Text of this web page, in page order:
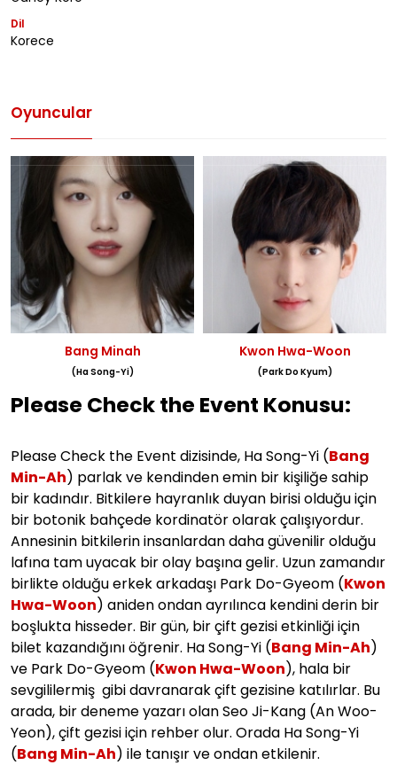
Dil
Korece
Oyuncular
Bang Minah
(Ha Song-Yi)
Kwon Hwa-Woon
(Park Do Kyum)
Please Check the Event Konusu:
Please Check the Event dizisinde, Ha Song-Yi (Bang
Min-Ah) parlak ve kendinden emin bir kişiliğe sahip
bir kadındır. Bitkilere hayranlık duyan birisi olduğu için
bir botonik bahçede kordinatör olarak çalışıyordur.
Annesinin bitkilerin insanlardan daha güvenilir olduğu
lafına tam uyacak bir olay başına gelir. Uzun zamandır
birlikte olduğu erkek arkadaşı Park Do-Gyeom (Kwon
Hwa-Woon) aniden ondan ayrılınca kendini derin bir
boşlukta hisseder. Bir gün, bir çift gezisi etkinliği için
bilet kazandığını öğrenir. Ha Song-Yi (Bang Min-Ah)
ve Park Do-Gyeom (Kwon Hwa-Woon), hala bir
sevgililermiş gibi davranarak çift gezisine katılırlar. Bu
arada, bir deneme yazarı olan Seo Ji-Kang (An Woo-
Yeon), çift gezisi için rehber olur. Orada Ha Song-Yi
(Bang Min-Ah) ile tanışır ve ondan etkilenir.